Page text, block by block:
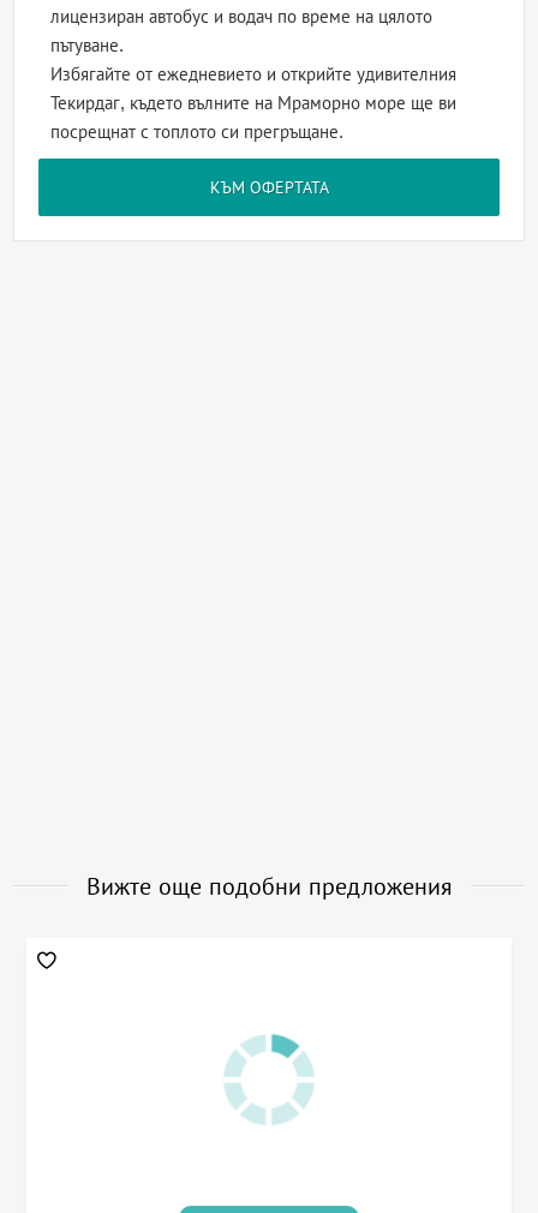
лицензиран автобус и водач по време на цялото
пътуване.
Избягайте от ежедневието и открийте удивителния
Текирдаг, където вълните на Мраморно море ще ви
посрещнат с топлото си прегръщане.
КЪМ ОФЕРТАТА
Вижте още подобни предложения